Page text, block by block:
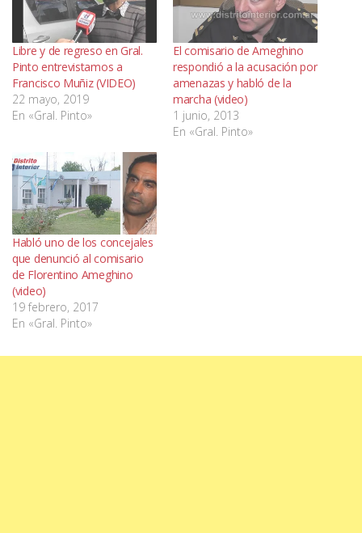
Libre y de regreso en Gral.
Pinto entrevistamos a
Francisco Muñiz (VIDEO)
22 mayo, 2019
En «Gral. Pinto»
El comisario de Ameghino
respondió a la acusación por
amenazas y habló de la
marcha (video)
1 junio, 2013
En «Gral. Pinto»
Habló uno de los concejales
que denunció al comisario
de Florentino Ameghino
(video)
19 febrero, 2017
En «Gral. Pinto»